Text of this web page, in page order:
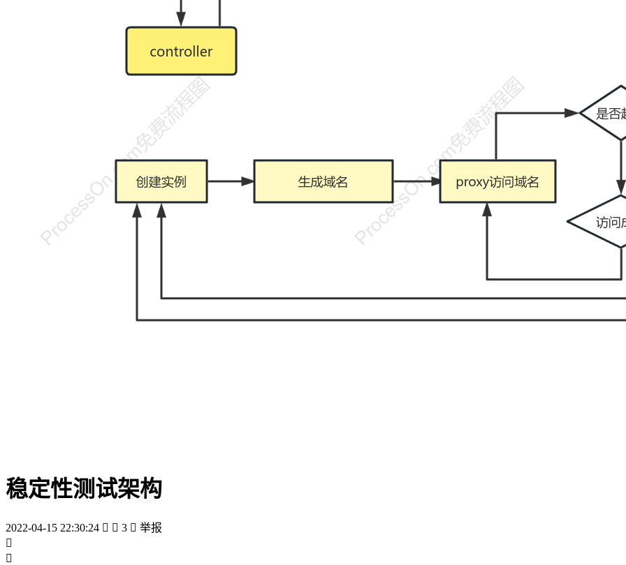
稳定性测试架构
2022-04-15 22:30:24   3  举报

